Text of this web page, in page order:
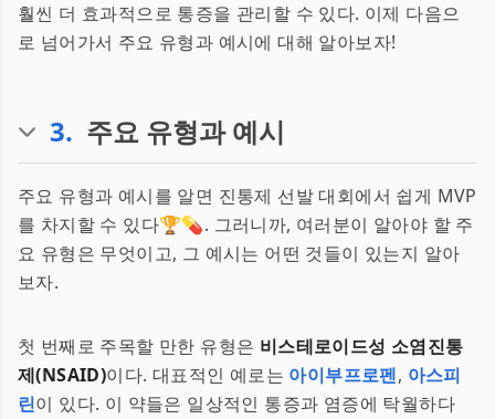
훨씬 더 효과적으로 통증을 관리할 수 있다. 이제 다음으
로 넘어가서 주요 유형과 예시에 대해 알아보자!
3. 주요 유형과 예시
주요 유형과 예시를 알면 진통제 선발 대회에서 쉽게 MVP
를 차지할 수 있다🏆💊. 그러니까, 여러분이 알아야 할 주
요 유형은 무엇이고, 그 예시는 어떤 것들이 있는지 알아
보자.
첫 번째로 주목할 만한 유형은 비스테로이드성 소염진통
제(NSAID)이다. 대표적인 예로는 아이부프로펜, 아스피
린이 있다. 이 약들은 일상적인 통증과 염증에 탁월하다